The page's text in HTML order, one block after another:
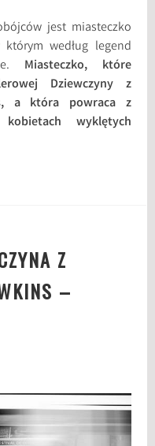
jest miasteczko
według legend
Miasteczko, które
Dziewczyny z
a która powraca z
wyklętych
Z
–